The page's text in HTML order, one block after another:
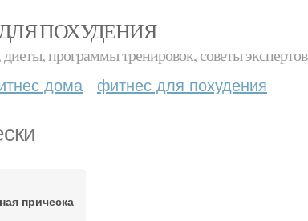
ПОХУДЕНИЯ
программы тренировок, советы экспертов
дома фитнес для похудения
прическа